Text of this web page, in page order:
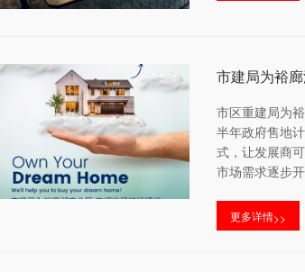
市建局为裕
市区重建局为
半年政府售地
式，让发展商
市场需求逐步
更多详情>>